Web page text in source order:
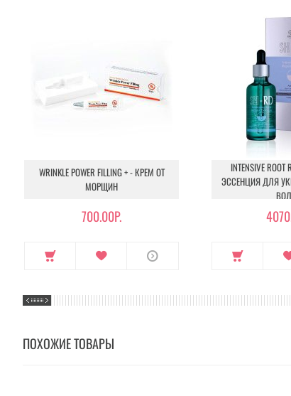
PHENOXYETHANOL, CAVIAR EXTRACT, BUTYLENE
NELUMBO NUCIFERA LEAF EXTRACT, NELUMBO
AESTIVUM EXTRACT, CHAMOMILLA RECUTITA
Применение:
нанести на лицо небольшое
уделяя особое внимание проблемным местам,
WRINKLE POWER FILLING + - КРЕМ ОТ
МОРЩИН
700.00Р.
INTENSIVE ROOT
ЭССЕНЦИЯ ДЛЯ
ПОХОЖИЕ ТОВАРЫ